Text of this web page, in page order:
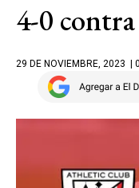
4-0
29 DE NOVIEMBRE, 2023 |